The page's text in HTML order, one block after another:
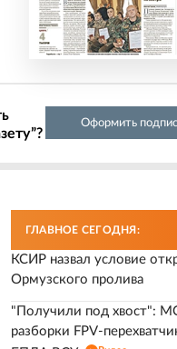
Оформить
ГЛАВНОЕ СЕГОДНЯ:
КСИР назвал условие
Ормузского пролива
"Получили под хвост":
разборки FPV-